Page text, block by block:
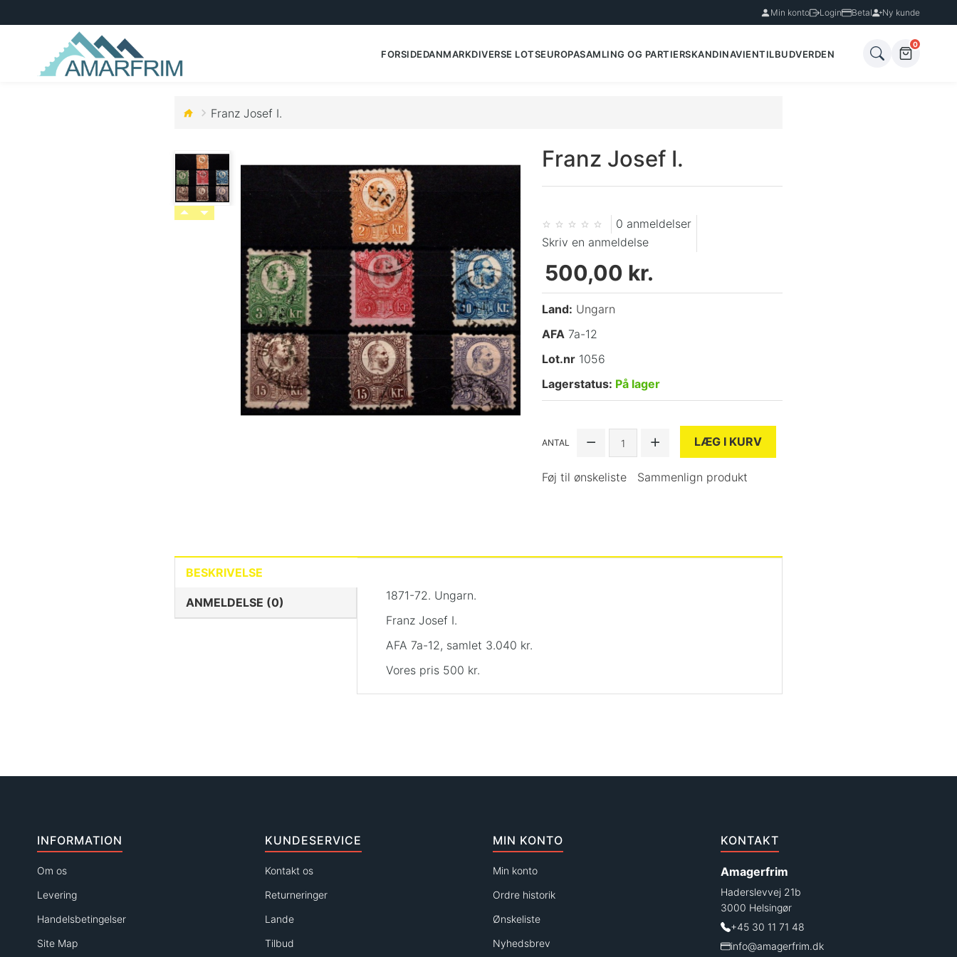
Min konto Login Betal Ny kunde
FORSIDEDANMARKDIVERSE LOTSEUROPASAMLING OG PARTIERSKANDINAVIENTILBUDVERDEN
0
Franz Josef I.
Franz Josef I.
0 anmeldelser
Skriv en anmeldelse
500,00 kr.
Land: Ungarn
AFA 7a-12
Lot.nr 1056
Lagerstatus: På lager
ANTAL LÆG I KURV
Føj til ønskeliste Sammenlign produkt
BESKRIVELSE
ANMELDELSE (0)
1871-72. Ungarn.
Franz Josef I.
AFA 7a-12, samlet 3.040 kr.
Vores pris 500 kr.
INFORMATION
Om os
Levering
Handelsbetingelser
Site Map
KUNDESERVICE
Kontakt os
Returneringer
Lande
Tilbud
MIN KONTO
Min konto
Ordre historik
Ønskeliste
Nyhedsbrev
KONTAKT
Amagerfrim
Haderslevvej 21b
3000 Helsingør
+45 30 11 71 48
info@amagerfrim.dk